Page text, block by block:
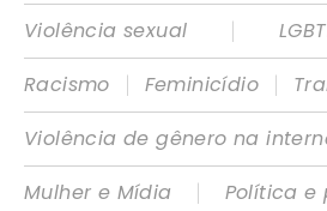
Violência sexual
|
Racismo
| Feminicídio |
Violência de gênero na
Mulher e Mídia
|
Política e